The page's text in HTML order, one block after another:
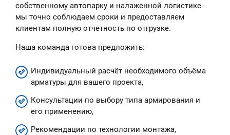
собственному автопарку и налаженной логистике
мы точно соблюдаем сроки и предоставляем
клиентам полную отчетность по отгрузке.
Наша команда готова предложить:
Индивидуальный расчёт необходимого объёма
арматуры для вашего проекта,
Консультации по выбору типа армирования и
его применению,
Рекомендации по технологии монтажа,